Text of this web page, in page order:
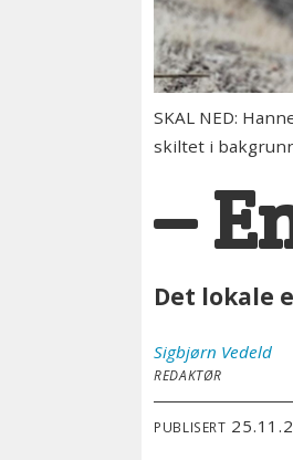
SKAL NED:
skiltet i
–
Det lokale
Sigbjørn Vedeld
REDAKTØR
PUBLISERT